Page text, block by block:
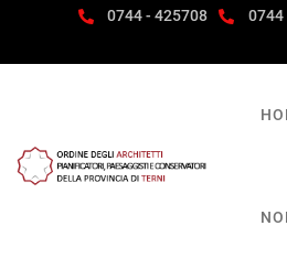
0744 - 425708 0744